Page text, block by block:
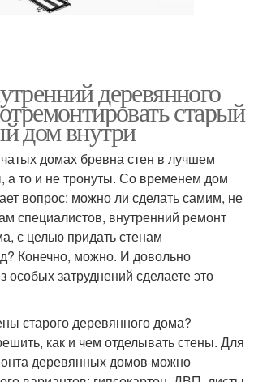
деревянного
старый
дом внутри
домах бревна стен в лучшем
а то и не тронуты. Со временем дом
вопрос: можно ли сделать самим, не
специалистов, внутренний ремонт
с целью придать стенам
Конечно, можно. И довольно
затруднений сделаете это
старого деревянного дома?
как и чем отделывать стены. Для
деревянных домов можно